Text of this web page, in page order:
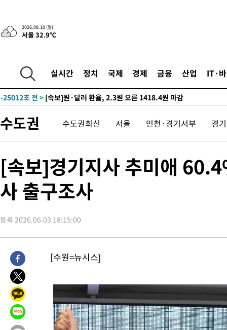
2026.08.10 (월)
서울 32.9℃
실시간 정치 국제 경제 금융 산업 IT·
2시간 전 >트럼프, 이란 추가 요구에 "저강도 대응…이건 체스게임"
-31359초 전 >[속보]경찰, '내부 비리' 자진신고자 징계 감면…포상금 1억으
-27194초 전 >
제주 골프장서 멧돼지 출현 결국 사살…'이용객 대피'
-25012초 전 >
-24856초 전 > [속보]코스피, 40.89포인트(0.65%) 오른 6299.66 마감
-21549초 전 >
대포통장 107개로 불법도박 수익 5062억 세탁…19명 검거
-20026초 전 >[속보]이 대통령 "2028년 중순까지 광주 군공항 기능 다른 군
-5824초 전 >[속보]'전장연 시위' 1호선 용산역 상행선 무정차 통과 종료
-4302초 전 > [속보]코스닥 지수 5%대 급등에 '매수 사이드카' 발동
-1588초 전 > [속보]원·달러 환율, 오전 9시 1410.3원
-1322초 전 >[속보]코스피, 47.56포인트(0.76%) 오른 6306.33 개장
4분 전 >[속보]지하철 1호선 상행선 용산역 무정차 통과…"집회·시위"
31분 전 >
'낮 최고 34도' 전국 더위 지속…강원·경상권 오전 비
54분 전 >
1시간 전 >
인천 앞바다 연락두절 모터보트 승선원 3명 전원 구조
1시간 전 >
이집트, 가자 협상 당사자들에게 약속이행과 방해금지 촉구
2시간 전 >
트럼프, 이란 추가 요구에 "저강도 대응…이건 체스게임"
-31359초 전 >
[속보]경찰, '내부 비리' 자진신고자 징계 감면…포상금 1억으
수도권 수도권최신 서울 인천·경기서부 경
[속보]경기지사 추미애
사 출구조사
등록 2026.06.03 18:15:00
[수원=뉴시스]